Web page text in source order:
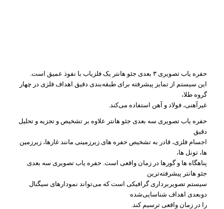
حفره یاب تصویری ۳ بعدی جئو هانتر یک فلزیاب با نفوذ عمیق است.
این سیستم از تمایز پیشرفته برای طبقه‌بندی دقیق اهداف فلزی در چهار
گروه طلا،
غیرآهنی، فولاد و آهن استفاده می‌کند.
حفره یاب تصویری سه بعدی جئو هانتر علاوه بر تشخیص و تجزیه و تحلیل
دقیق
اجسام فلزی، قادر به تشخیص حفره های زیرزمینی مانند غارها، زیرزمین
ها، تونل ها،
پناهگاه ها و گورها در زمان واقعی است. حفره یاب تصویری سه بعدی
جئو هانتر پیشرفته‌ترین
سیستم تصویربرداری گرافیکی است که می‌تواند نمودارهای سیگنال
دوبعدی اهداف شناسایی‌شده
را در زمان واقعی ترسیم کند.